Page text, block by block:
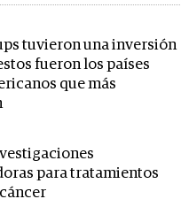
tuvieron una inversión
fueron los países
que más
para tratamientos